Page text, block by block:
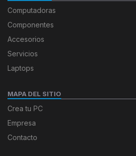
Computadoras
Componentes
Accesorios
Servicios
Laptops
MAPA DEL SITIO
Crea tu PC
Empresa
Contacto